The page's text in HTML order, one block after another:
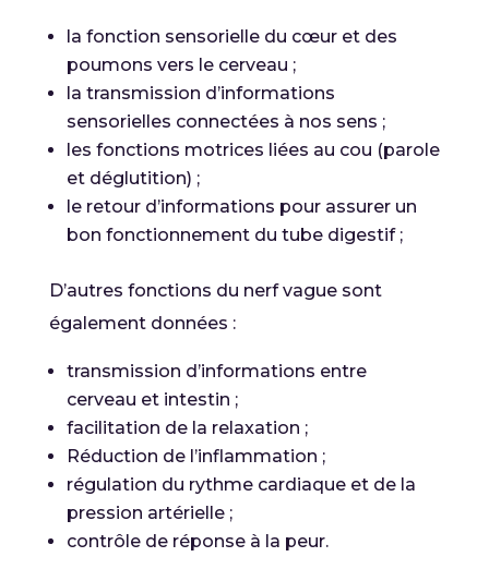
la fonction sensorielle du cœur et des
poumons vers le cerveau ;
la transmission d’informations
sensorielles connectées à nos sens ;
les fonctions motrices liées au cou (parole
et déglutition) ;
le retour d’informations pour assurer un
bon fonctionnement du tube digestif ;
D’autres fonctions du nerf vague sont
également données :
transmission d’informations entre
cerveau et intestin ;
facilitation de la relaxation ;
Réduction de l’inflammation ;
régulation du rythme cardiaque et de la
pression artérielle ;
contrôle de réponse à la peur.